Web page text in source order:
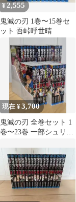
¥2,555
鬼滅の刃 1巻〜15巻セ
ット 吾峠呼世晴
現在 ¥3,700
鬼滅の刃 全巻セット 1
巻〜23巻 一部シュリン